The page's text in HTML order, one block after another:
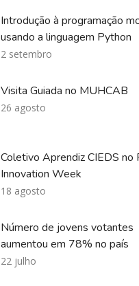
Introdução à programação
usando a linguagem Python
2 setembro
Visita Guiada no MUHCAB
26 agosto
Coletivo Aprendiz CIEDS no
Innovation Week
18 agosto
Número de jovens votantes
aumentou em 78% no país
22 julho